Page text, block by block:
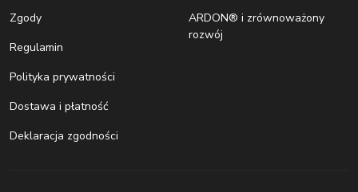
Zgody
Regulamin
Polityka prywatności
Dostawa i płatność
Deklaracja zgodności
ARDON® i zrównoważony
rozwój